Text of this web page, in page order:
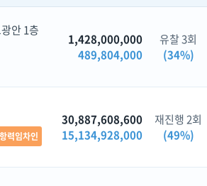
안 1층
1,428,000,000
489,804,000
유찰 3회
(34%)
력임차인
30,887,608,600
15,134,928,000
재진행 2회
(49%)